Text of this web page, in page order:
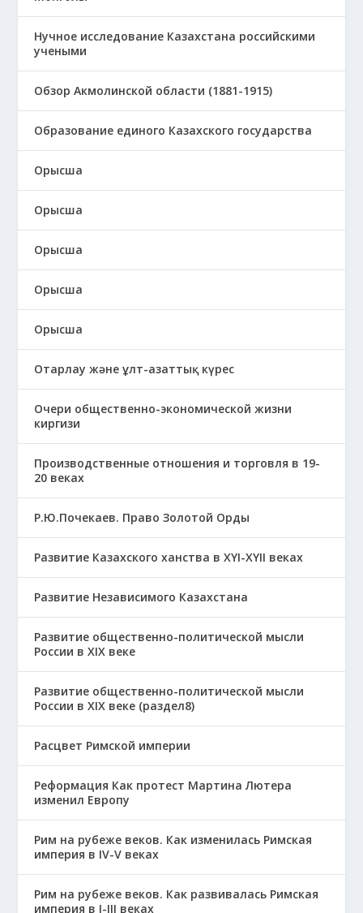
Нучное исследование Казахстана российскими
учеными
Обзор Акмолинской области (1881-1915)
Образование единого Казахского государства
Орысша
Орысша
Орысша
Орысша
Орысша
Отарлау және ұлт-азаттық күрес
Очери общественно-экономической жизни
киргизи
Производственные отношения и торговля в 19-
20 веках
Р.Ю.Почекаев. Право Золотой Орды
Развитие Казахского ханства в ХҮІ-ХҮІІ веках
Развитие Независимого Казахстана
Развитие общественно-политической мысли
России в XIX веке
Развитие общественно-политической мысли
России в XIX веке (раздел8)
Расцвет Римской империи
Реформация Как протест Мартина Лютера
изменил Европу
Рим на рубеже веков. Как изменилась Римская
империя в IV-V веках
Рим на рубеже веков. Как развивалась Римская
империя в І-ІІІ веках